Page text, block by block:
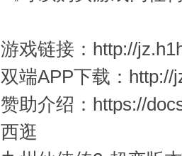
游戏链接：http://
双端APP下载：http://
赞助介绍：https://
西逛